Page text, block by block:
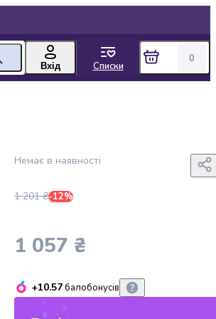
Вхід Списки
0
Немає в наявності
1 201 ₴-12%
1 057 ₴
+10.57балобонусів